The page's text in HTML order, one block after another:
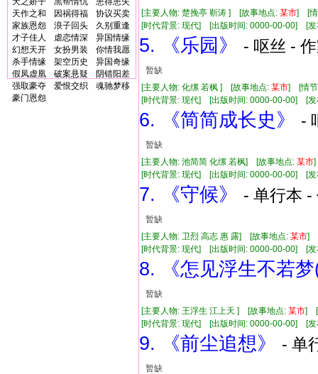
天作之和
因祸得福
协议买卖
家族恩怨
浪子回头
久别重逢
才子佳人
虐恋情深
异国情缘
幻想天开
女扮男装
你情我愿
杀手情缘
架空历史
异国奇缘
假凤虚凰
破案悬疑
阴错阳差
强取豪夺
爱恨交织
魂驰梦移
豪门恩怨
[主要人物: 楚挽亭 靳涛 ] [故事地点: 某市] [情
[时代背景: 现代] [出版时间: 0000-00-00] [
5. 《乐园》 - 呕丝 -
暂缺
[主要人物: 化缧 若枫 ] [故事地点: 某市] [情
[时代背景: 现代] [出版时间: 0000-00-00] [
6. 《简简成长史》 -
暂缺
[主要人物: 池简简 化缧 若枫] [故事地点: 某市
[时代背景: 现代] [出版时间: 0000-00-00] [
7. 《守候》 - 单行本
暂缺
[主要人物: 卫烈 高志 惠 露] [故事地点: 某市] [
[时代背景: 现代] [出版时间: 0000-00-00] [
8. 《怎见浮生不若
暂缺
[主要人物: 王浮生 江上天 ] [故事地点: 某市] [
[时代背景: 现代] [出版时间: 0000-00-00] [
9. 《前尘追想》 - 单
暂缺